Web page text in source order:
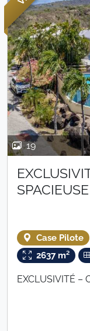
19
Case Pilote
2637 m²
EXCLUSIVITÉ – CASE